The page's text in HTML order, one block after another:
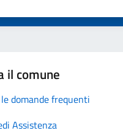
il comune
domande frequenti
Assistenza